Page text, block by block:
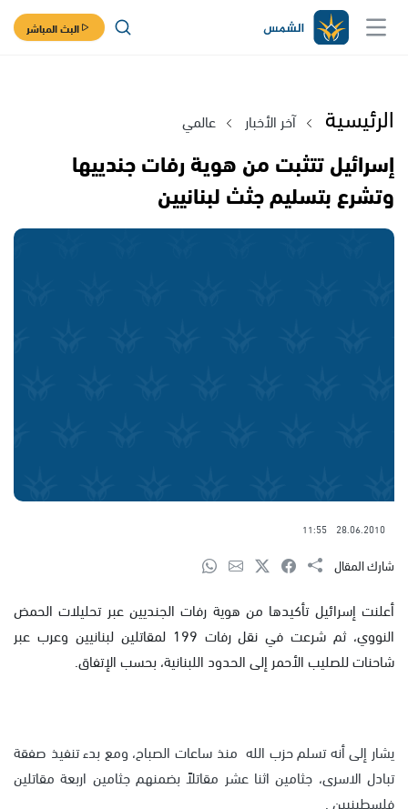
البث المباشر
الرئيسية آخر الأخبار عالمي
إسرائيل تتثبت من هوية رفات جندييها
وتشرع بتسليم جثث لبنانيين
28.06.2010
11:55
شارك المقال
أعلنت إسرائيل تأكيدها من هوية رفات الجنديين عبر تحليلات الحمض
النووي، ثم شرعت في نقل رفات 199 لمقاتلين لبنانيين وعرب عبر
شاحنات للصليب الأحمر إلى الحدود اللبنانية، بحسب الإتفاق.
يشار إلى أنه تسلم حزب الله منذ ساعات الصباح، ومع بدء تنفيذ صفقة
تبادل الاسرى، جثامين اثنا عشر مقاتلاً بضمنهم جثامين اربعة مقاتلين
فلسطينيين .